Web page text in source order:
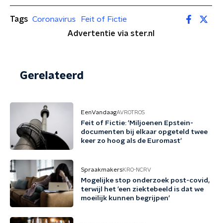
Tags Coronavirus
Feit of Fictie
Advertentie via ster.nl
Gerelateerd
EenVandaagAVROTROS
Feit of Fictie: 'Miljoenen Epstein-
documenten bij elkaar opgeteld twee
keer zo hoog als de Euromast'
SpraakmakersKRO-NCRV
Mogelijke stop onderzoek post-covid,
terwijl het 'een ziektebeeld is dat we
moeilijk kunnen begrijpen'